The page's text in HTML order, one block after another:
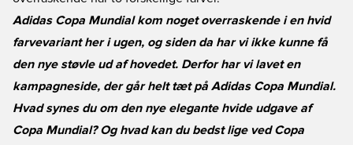
Adidas Copa Mundial kom noget overraskende i en hvid
farvevariant her i ugen, og siden da har vi ikke kunne få
den nye støvle ud af hovedet. Derfor har vi lavet en
kampagneside, der går helt tæt på Adidas Copa Mundial.
Hvad synes du om den nye elegante hvide udgave af
Copa Mundial? Og hvad kan du bedst lige ved Copa